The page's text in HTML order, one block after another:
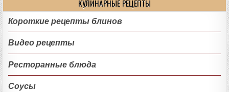
КУЛИНАРНЫЕ РЕЦЕПТЫ
Короткие рецепты блинов
Видео рецепты
Ресторанные блюда
Соусы